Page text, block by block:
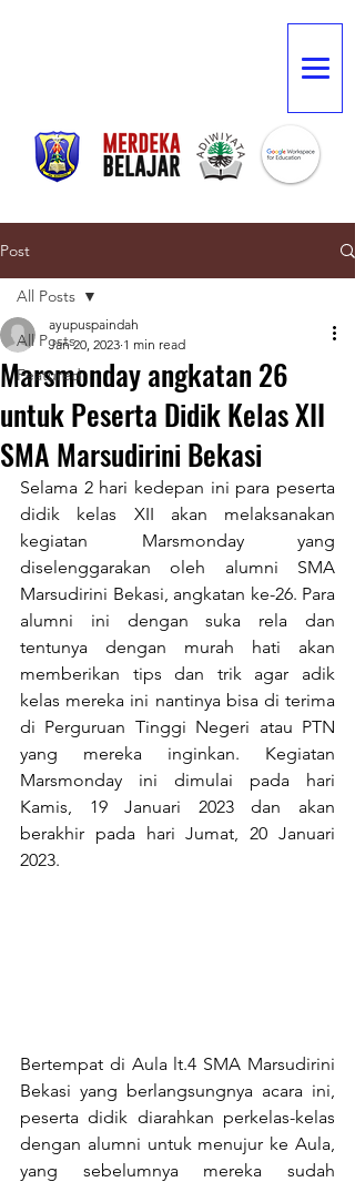
Post
All Posts
Featured
All Posts
Marsmonday angkatan 26
untuk Peserta Didik Kelas XII
SMA Marsudirini Bekasi
ayupuspaindah
Jan 20, 2023 1 min read
Selama 2 hari kedepan ini para peserta
didik kelas XII akan melaksanakan
kegiatan Marsmonday yang
diselenggarakan oleh alumni SMA
Marsudirini Bekasi, angkatan ke-26. Para
alumni ini dengan suka rela dan
tentunya dengan murah hati akan
memberikan tips dan trik agar adik
kelas mereka ini nantinya bisa di terima
di Perguruan Tinggi Negeri atau PTN
yang mereka inginkan. Kegiatan
Marsmonday ini dimulai pada hari
Kamis, 19 Januari 2023 dan akan
berakhir pada hari Jumat, 20 Januari
2023.
Bertempat di Aula lt.4 SMA Marsudirini
Bekasi yang berlangsungnya acara ini,
peserta didik diarahkan perkelas-kelas
dengan alumni untuk menujur ke Aula,
yang sebelumnya mereka sudah